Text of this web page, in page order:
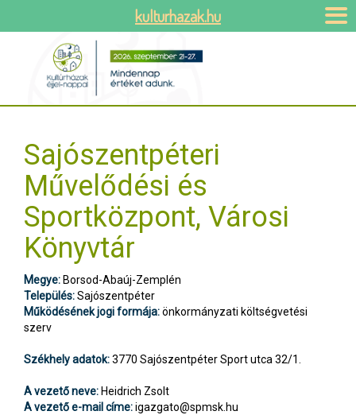
Sajószentpéteri
Művelődési és
Sportközpont, Városi
Könyvtár
Megye: Borsod-Abaúj-Zemplén
Település:Sajószentpéter
Működésének jogi formája:önkormányzati költségvetési
szerv
Székhely adatok:3770 Sajószentpéter Sport utca 32/1.
A vezető neve: Heidrich Zsolt
A vezető e-mail címe:igazgato@spmsk.hu
kulturhazak.hu